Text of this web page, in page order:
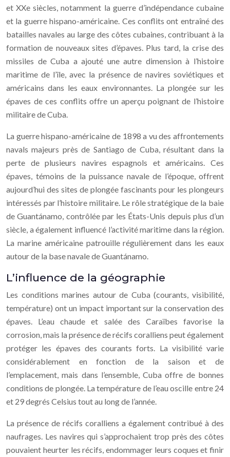
et XXe siècles, notamment la guerre d’indépendance cubaine
et la guerre hispano-américaine. Ces conflits ont entraîné des
batailles navales au large des côtes cubaines, contribuant à la
formation de nouveaux sites d’épaves. Plus tard, la crise des
missiles de Cuba a ajouté une autre dimension à l’histoire
maritime de l’île, avec la présence de navires soviétiques et
américains dans les eaux environnantes. La plongée sur les
épaves de ces conflits offre un aperçu poignant de l’histoire
militaire de Cuba.
La guerre hispano-américaine de 1898 a vu des affrontements
navals majeurs près de Santiago de Cuba, résultant dans la
perte de plusieurs navires espagnols et américains. Ces
épaves, témoins de la puissance navale de l’époque, offrent
aujourd’hui des sites de plongée fascinants pour les plongeurs
intéressés par l’histoire militaire. Le rôle stratégique de la baie
de Guantánamo, contrôlée par les États-Unis depuis plus d’un
siècle, a également influencé l’activité maritime dans la région.
La marine américaine patrouille régulièrement dans les eaux
autour de la base navale de Guantánamo.
L’influence de la géographie
Les conditions marines autour de Cuba (courants, visibilité,
température) ont un impact important sur la conservation des
épaves. L’eau chaude et salée des Caraïbes favorise la
corrosion, mais la présence de récifs coralliens peut également
protéger les épaves des courants forts. La visibilité varie
considérablement en fonction de la saison et de
l’emplacement, mais dans l’ensemble, Cuba offre de bonnes
conditions de plongée. La température de l’eau oscille entre 24
et 29 degrés Celsius tout au long de l’année.
La présence de récifs coralliens a également contribué à des
naufrages. Les navires qui s’approchaient trop près des côtes
pouvaient heurter les récifs, endommager leurs coques et finir